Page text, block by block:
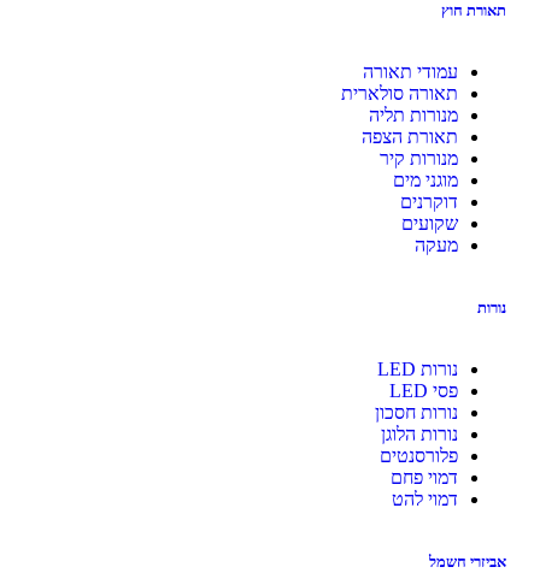
חוץ
עמודי תאורה
תאורה סולארית
מנורות תליה
תאורת הצפה
מנורות קיר
מוגני מים
דוקרנים
שקועים
נורות חסכון
נורות הלוגן
פלורסנטים
דמוי פחם
דמוי להט
חשמל